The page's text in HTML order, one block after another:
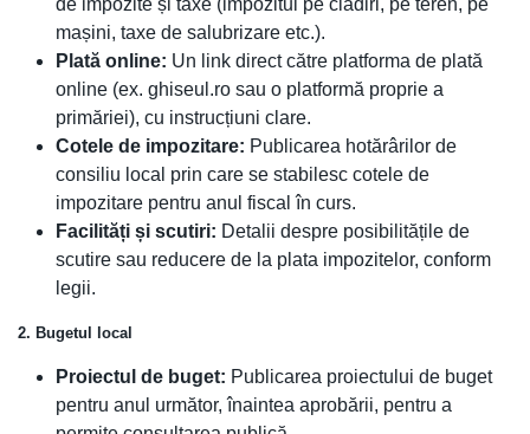
de impozite și taxe (impozitul pe clădiri, pe teren, pe
mașini, taxe de salubrizare etc.).
Plată online: Un link direct către platforma de plată
online (ex. ghiseul.ro sau o platformă proprie a
primăriei), cu instrucțiuni clare.
Cotele de impozitare: Publicarea hotărârilor de
consiliu local prin care se stabilesc cotele de
impozitare pentru anul fiscal în curs.
Facilități și scutiri: Detalii despre posibilitățile de
scutire sau reducere de la plata impozitelor, conform
legii.
2. Bugetul local
Proiectul de buget: Publicarea proiectului de buget
pentru anul următor, înaintea aprobării, pentru a